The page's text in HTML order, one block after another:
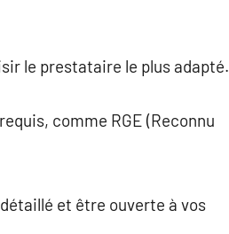
le prestataire le plus adapté.
comme RGE (Reconnu
et être ouverte à vos